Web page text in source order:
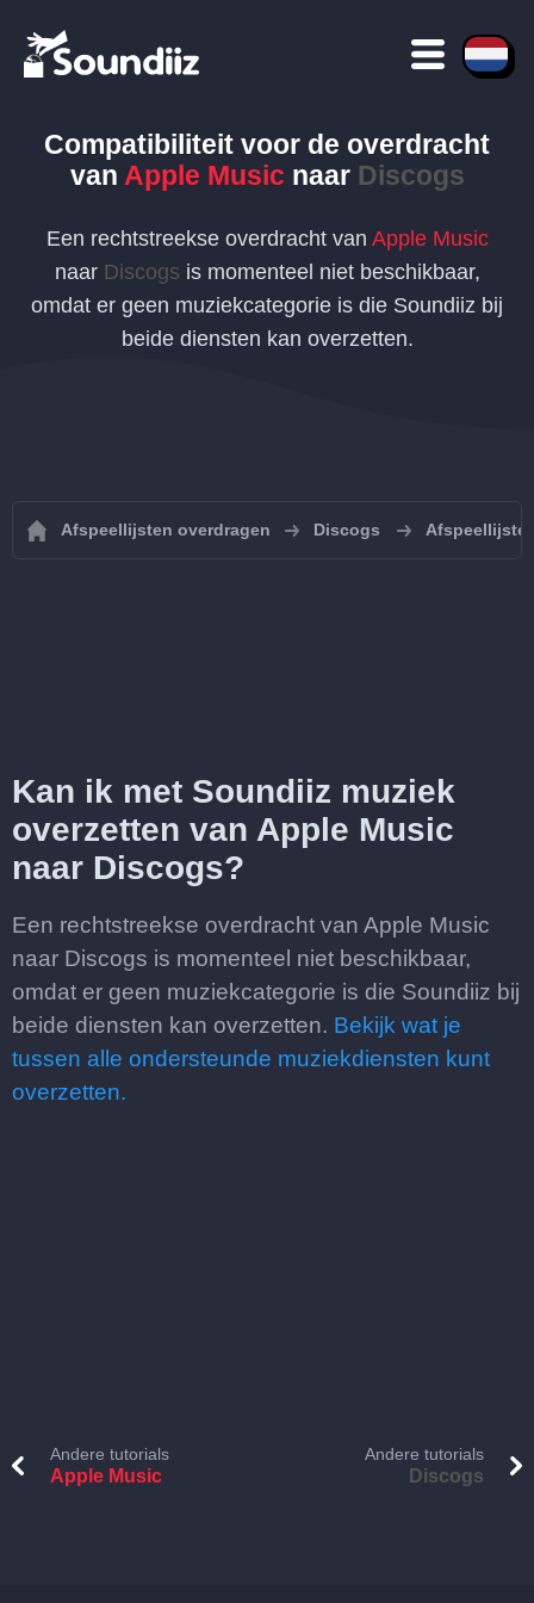
Compatibiliteit voor de overdracht
van Apple Music naar Discogs
Een rechtstreekse overdracht van Apple Music
naar Discogs is momenteel niet beschikbaar,
omdat er geen muziekcategorie is die Soundiiz bij
beide diensten kan overzetten.
Afspeellijsten overdragen Discogs
Kan ik met Soundiiz muziek
overzetten van Apple Music
naar Discogs?
Een rechtstreekse overdracht van Apple Music
naar Discogs is momenteel niet beschikbaar,
omdat er geen muziekcategorie is die Soundiiz bij
beide diensten kan overzetten. Bekijk wat je
tussen alle ondersteunde muziekdiensten kunt
overzetten.
Andere tutorials
Apple Music
Andere tutorials
Discogs